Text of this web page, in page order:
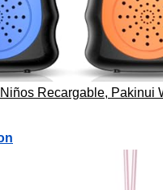
Recargable, Pakinui